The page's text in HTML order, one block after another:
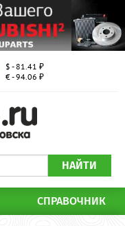
$ - 81.41 ₽
€ - 94.06 ₽
НАЙТИ
СПРАВОЧНИК